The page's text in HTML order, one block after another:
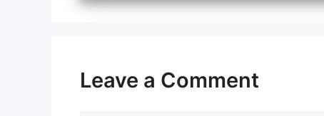
Leave a Comment